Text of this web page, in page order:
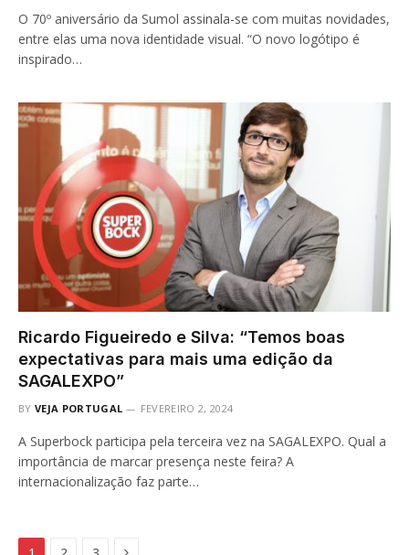
O 70º aniversário da Sumol assinala-se com muitas novidades,
entre elas uma nova identidade visual. “O novo logótipo é
inspirado…
Ricardo Figueiredo e Silva: “Temos boas
expectativas para mais uma edição da
SAGALEXPO”
BY VEJA PORTUGAL FEVEREIRO 2, 2024
A Superbock participa pela terceira vez na SAGALEXPO. Qual a
importância de marcar presença neste feira? A
internacionalização faz parte…
Next